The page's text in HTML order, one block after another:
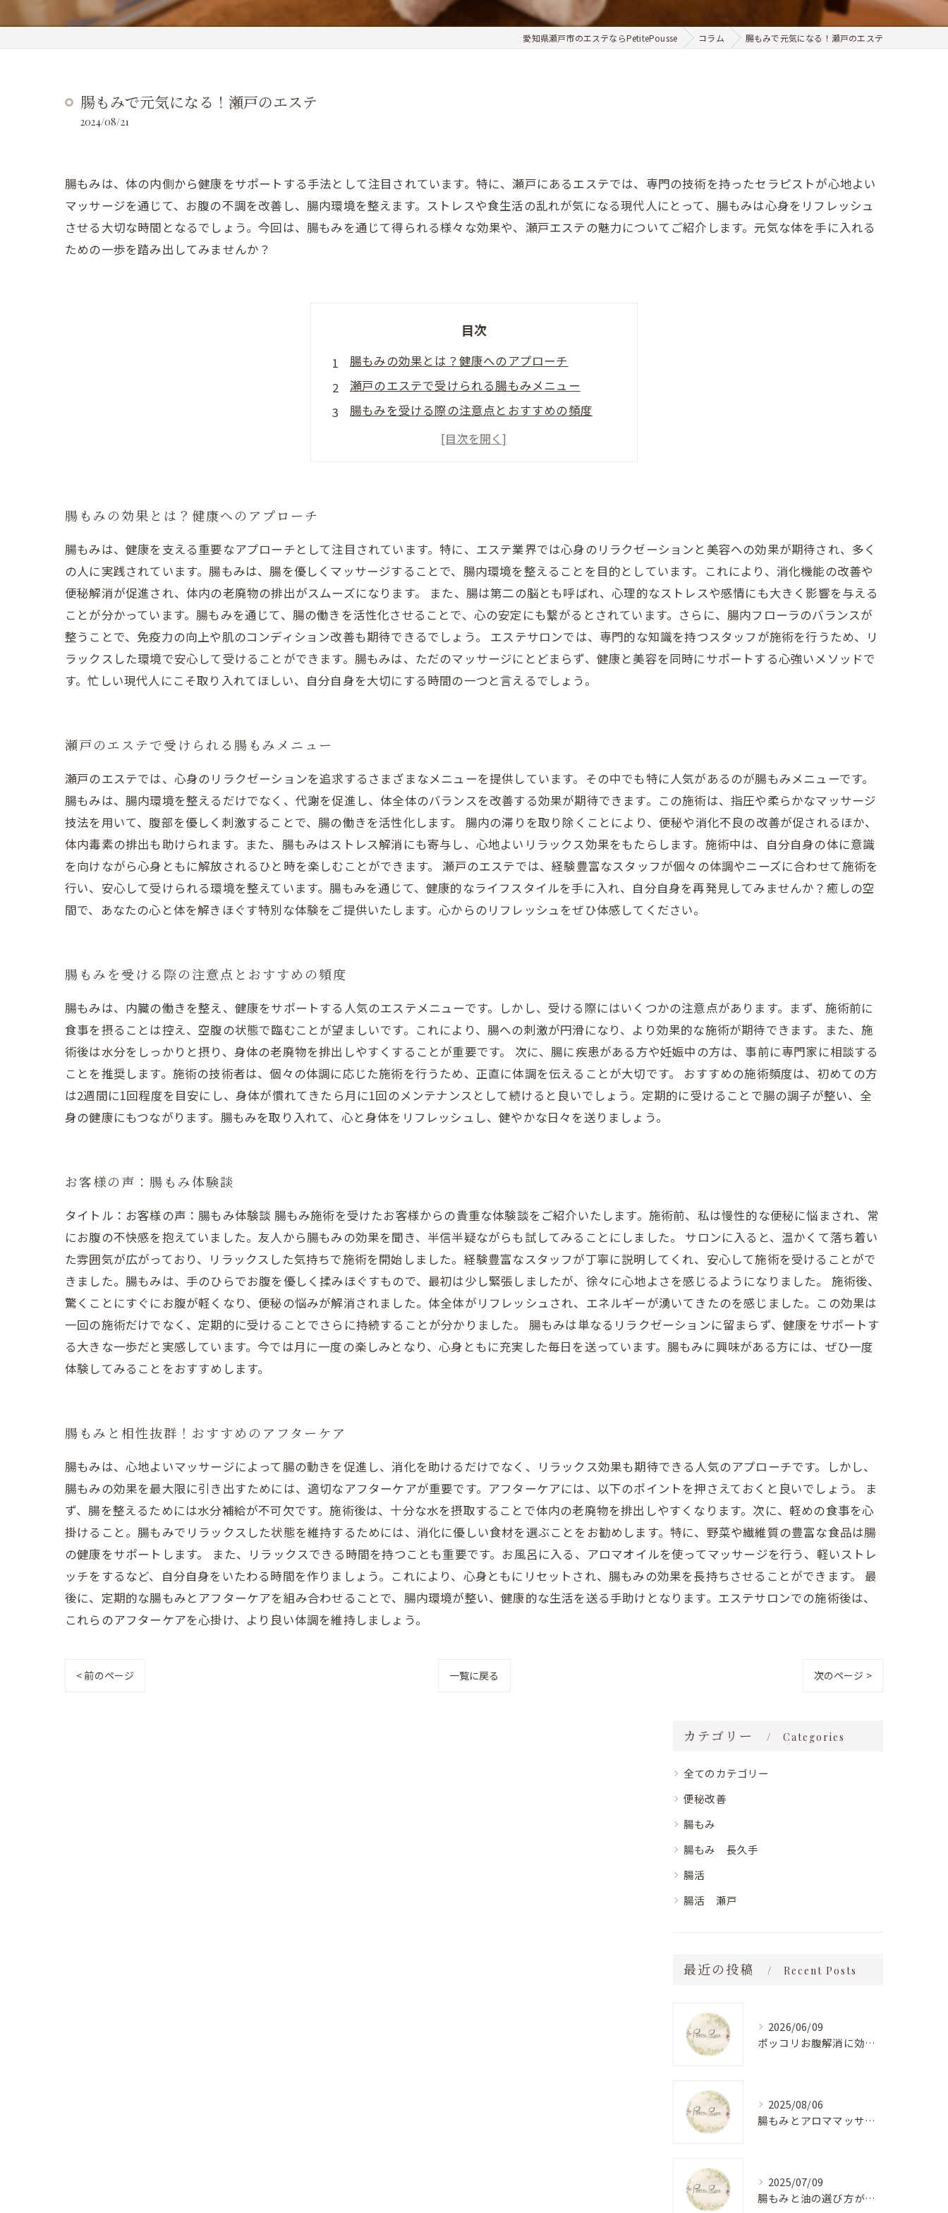
愛知県瀬戸市のエステならPetitePousse コラム 腸もみで元気になる！瀬戸のエステ
腸もみで元気になる！瀬戸のエステ
2024/08/21
腸もみは、体の内側から健康をサポートする手法として注目されています。特に、瀬戸にあるエステでは、専門の技術を持ったセラピストが心地よい
マッサージを通じて、お腹の不調を改善し、腸内環境を整えます。ストレスや食生活の乱れが気になる現代人にとって、腸もみは心身をリフレッシュ
させる大切な時間となるでしょう。今回は、腸もみを通じて得られる様々な効果や、瀬戸エステの魅力についてご紹介します。元気な体を手に入れる
ための一歩を踏み出してみませんか？
目次
腸もみの効果とは？健康へのアプローチ
瀬戸のエステで受けられる腸もみメニュー
腸もみを受ける際の注意点とおすすめの頻度
お客様の声：腸もみ体験談
腸もみの効果とは？健康へのアプローチ
腸もみは、健康を支える重要なアプローチとして注目されています。特に、エステ業界では心身のリラクゼーションと美容への効果が期待され、多く
の人に実践されています。腸もみは、腸を優しくマッサージすることで、腸内環境を整えることを目的としています。これにより、消化機能の改善や
便秘解消が促進され、体内の老廃物の排出がスムーズになります。 また、腸は第二の脳とも呼ばれ、心理的なストレスや感情にも大きく影響を与える
ことが分かっています。腸もみを通じて、腸の働きを活性化させることで、心の安定にも繋がるとされています。さらに、腸内フローラのバランスが
整うことで、免疫力の向上や肌のコンディション改善も期待できるでしょう。 エステサロンでは、専門的な知識を持つスタッフが施術を行うため、リ
ラックスした環境で安心して受けることができます。腸もみは、ただのマッサージにとどまらず、健康と美容を同時にサポートする心強いメソッドで
す。忙しい現代人にこそ取り入れてほしい、自分自身を大切にする時間の一つと言えるでしょう。
瀬戸のエステで受けられる腸もみメニュー
瀬戸のエステでは、心身のリラクゼーションを追求するさまざまなメニューを提供しています。その中でも特に人気があるのが腸もみメニューです。
腸もみは、腸内環境を整えるだけでなく、代謝を促進し、体全体のバランスを改善する効果が期待できます。この施術は、指圧や柔らかなマッサージ
技法を用いて、腹部を優しく刺激することで、腸の働きを活性化します。 腸内の滞りを取り除くことにより、便秘や消化不良の改善が促されるほか、
体内毒素の排出も助けられます。また、腸もみはストレス解消にも寄与し、心地よいリラックス効果をもたらします。施術中は、自分自身の体に意識
を向けながら心身ともに解放されるひと時を楽しむことができます。 瀬戸のエステでは、経験豊富なスタッフが個々の体調やニーズに合わせて施術を
行い、安心して受けられる環境を整えています。腸もみを通じて、健康的なライフスタイルを手に入れ、自分自身を再発見してみませんか？癒しの空
間で、あなたの心と体を解きほぐす特別な体験をご提供いたします。心からのリフレッシュをぜひ体感してください。
腸もみを受ける際の注意点とおすすめの頻度
腸もみは、内臓の働きを整え、健康をサポートする人気のエステメニューです。しかし、受ける際にはいくつかの注意点があります。まず、施術前に
食事を摂ることは控え、空腹の状態で臨むことが望ましいです。これにより、腸への刺激が円滑になり、より効果的な施術が期待できます。また、施
術後は水分をしっかりと摂り、身体の老廃物を排出しやすくすることが重要です。 次に、腸に疾患がある方や妊娠中の方は、事前に専門家に相談する
ことを推奨します。施術の技術者は、個々の体調に応じた施術を行うため、正直に体調を伝えることが大切です。 おすすめの施術頻度は、初めての方
は2週間に1回程度を目安にし、身体が慣れてきたら月に1回のメンテナンスとして続けると良いでしょう。定期的に受けることで腸の調子が整い、全
身の健康にもつながります。腸もみを取り入れて、心と身体をリフレッシュし、健やかな日々を送りましょう。
お客様の声：腸もみ体験談
タイトル：お客様の声：腸もみ体験談 腸もみ施術を受けたお客様からの貴重な体験談をご紹介いたします。施術前、私は慢性的な便秘に悩まされ、常
にお腹の不快感を抱えていました。友人から腸もみの効果を聞き、半信半疑ながらも試してみることにしました。 サロンに入ると、温かくて落ち着い
た雰囲気が広がっており、リラックスした気持ちで施術を開始しました。経験豊富なスタッフが丁寧に説明してくれ、安心して施術を受けることがで
きました。腸もみは、手のひらでお腹を優しく揉みほぐすもので、最初は少し緊張しましたが、徐々に心地よさを感じるようになりました。 施術後、
驚くことにすぐにお腹が軽くなり、便秘の悩みが解消されました。体全体がリフレッシュされ、エネルギーが湧いてきたのを感じました。この効果は
一回の施術だけでなく、定期的に受けることでさらに持続することが分かりました。 腸もみは単なるリラクゼーションに留まらず、健康をサポートす
る大きな一歩だと実感しています。今では月に一度の楽しみとなり、心身ともに充実した毎日を送っています。腸もみに興味がある方には、ぜひ一度
体験してみることをおすすめします。
腸もみと相性抜群！おすすめのアフターケア
腸もみは、心地よいマッサージによって腸の動きを促進し、消化を助けるだけでなく、リラックス効果も期待できる人気のアプローチです。しかし、
腸もみの効果を最大限に引き出すためには、適切なアフターケアが重要です。アフターケアには、以下のポイントを押さえておくと良いでしょう。 ま
ず、腸を整えるためには水分補給が不可欠です。施術後は、十分な水を摂取することで体内の老廃物を排出しやすくなります。次に、軽めの食事を心
掛けること。腸もみでリラックスした状態を維持するためには、消化に優しい食材を選ぶことをお勧めします。特に、野菜や繊維質の豊富な食品は腸
の健康をサポートします。 また、リラックスできる時間を持つことも重要です。お風呂に入る、アロマオイルを使ってマッサージを行う、軽いストレ
ッチをするなど、自分自身をいたわる時間を作りましょう。これにより、心身ともにリセットされ、腸もみの効果を長持ちさせることができます。 最
後に、定期的な腸もみとアフターケアを組み合わせることで、腸内環境が整い、健康的な生活を送る手助けとなります。エステサロンでの施術後は、
これらのアフターケアを心掛け、より良い体調を維持しましょう。
< 前のページ 一覧に戻る 次のページ >
カテゴリー Categories
全てのカテゴリー
便秘改善
腸もみ
腸もみ 長久手
腸活
腸活 瀬戸
最近の投稿 Recent Posts
2026/06/09
ポッコリお腹解消に効く便秘エステ法
2025/08/06
腸もみとアロママッサージで瀬戸市の女性が健康と美を手に入れる方法
2025/07/09
腸もみと油の選び方が豊田で腸活に効く理由と生活改善のヒント